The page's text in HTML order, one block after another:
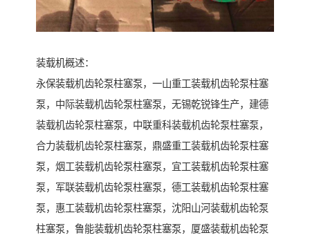
装载机概述：
永保装载机齿轮泵柱塞泵，一山重工装载机齿轮泵柱塞
泵，中际装载机齿轮泵柱塞泵，无锡乾锐锋生产，建德
装载机齿轮泵柱塞泵，中联重科装载机齿轮泵柱塞泵，
合力装载机齿轮泵柱塞泵，鼎盛重工装载机齿轮泵柱塞
泵，烟工装载机齿轮泵柱塞泵，宜工装载机齿轮泵柱塞
泵，军联装载机齿轮泵柱塞泵，德工装载机齿轮泵柱塞
泵，惠工装载机齿轮泵柱塞泵，沈阳山河装载机齿轮泵
柱塞泵，鲁能装载机齿轮泵柱塞泵，厦盛装载机齿轮泵